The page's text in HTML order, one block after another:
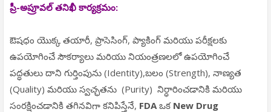
ప్రీ-అప్రూవల్ తనిఖీ కార్యక్రమం:
ఔషధం యొక్క తయారీ, ప్రాసెసింగ్, ప్యాకింగ్ మరియు పరీక్షలకు
ఉపయోగించే సౌకర్యాలు మరియు నియంత్రణలలో ఉపయోగించే
పద్ధతులు దాని గుర్తింపును (Identity),బలం (Strength), నాణ్యత
(Quality) మరియు స్వచ్ఛతను (Purity) నిర్ధారించడానికి మరియు
సంరక్షించడానికి తగినవిగా కనిపిస్తేనే, FDA ఒక New Drug